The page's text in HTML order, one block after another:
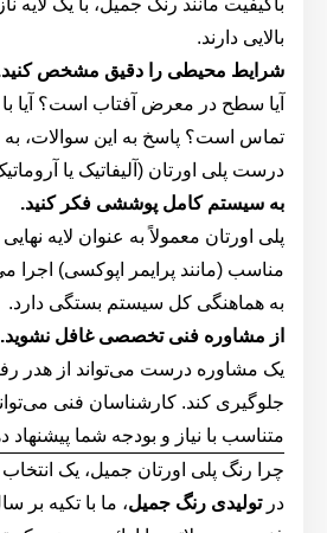
باکیفیت مانند رنگ جمیل، با یک
بالایی دارند.
شرایط محیطی را دقیق مشخص
آیا سطح در معرض آفتاب است؟ آیا با
تماس است؟ پاسخ به این سوالات، به
درست پلی اورتان (آلیفاتیک یا
به سیستم کامل پوششی فکر کنید.
پلی اورتان معمولاً به عنوان لایه
مناسب (مانند پرایمر اپوکسی) اجرا
به هماهنگی کل سیستم بستگی دارد.
از مشاوره فنی تخصصی غافل نشوید.
یک مشاوره درست می‌تواند از هدر
جلوگیری کند. کارشناسان فنی
متناسب با نیاز و بودجه شما پیشنهاد
چرا رنگ پلی اورتان جمیل، یک
درتولیدی رنگ جمیل، ما با تکیه بر